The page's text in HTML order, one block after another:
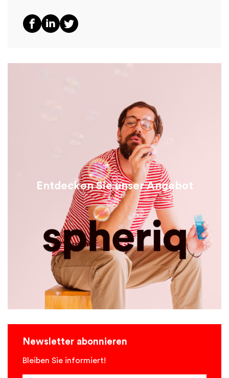
Entdecken Sie unser Angebot
Newsletter abonnieren
Bleiben Sie informiert!